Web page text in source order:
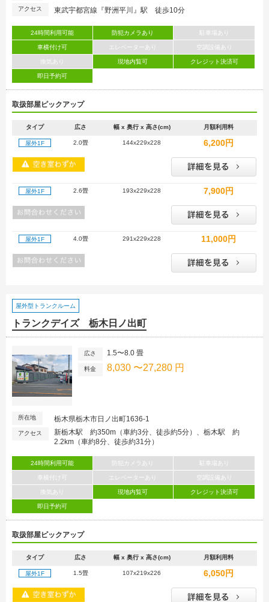
アクセス 東武宇都宮線『野洲平川』駅 徒歩10分
24時間利用可能 防犯カメラあり 駐車場あり
車横付け可 エレベーターあり 空調設備あり
換気あり 現地内覧可 クレジット決済可
即日予約可
取扱部屋ピックアップ
タイプ 広さ 幅 x 奥行 x 高さ(cm) 月額利用料
屋外1F 2.0畳 144x229x228 6,200円
屋外1F 2.6畳 193x229x228 7,900円
屋外1F 4.0畳 291x229x228 11,000円
屋外型トランクルーム
トランクデイズ 栃木日ノ出町
広さ 1.5〜8.0 畳
料金 8,030 〜27,280 円
所在地 栃木県栃木市日ノ出町1636-1
アクセス
新栃木駅 約350m（車約3分、徒歩約5分）、栃木駅 約
2.2km（車約8分、徒歩約31分）
24時間利用可能 防犯カメラあり 駐車場あり
車横付け可 エレベーターあり 空調設備あり
換気あり 現地内覧可 クレジット決済可
即日予約可
取扱部屋ピックアップ
タイプ 広さ 幅 x 奥行 x 高さ(cm) 月額利用料
屋外1F 1.5畳 107x219x226 6,050円